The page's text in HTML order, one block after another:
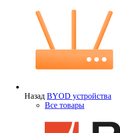
Назад BYOD устройства
Все товары